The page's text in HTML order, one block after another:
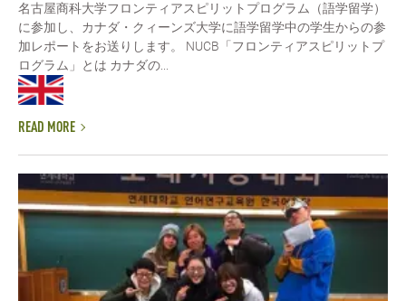
名古屋商科大学フロンティアスピリットプログラム（語学留学）
に参加し、カナダ・クィーンズ大学に語学留学中の学生からの参
加レポートをお送りします。 NUCB「フロンティアスピリットプ
ログラム」とは カナダの...
READ MORE